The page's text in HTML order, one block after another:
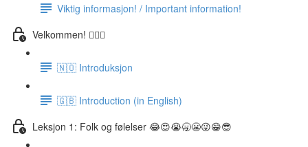
Viktig informasjon! / Important information!
Velkommen! 🙋🏼‍♂️
🇳🇴 Introduksjon
🇬🇧 Introduction (in English)
Leksjon 1: Folk og følelser 😂😍😭🥱😬😜😁😎